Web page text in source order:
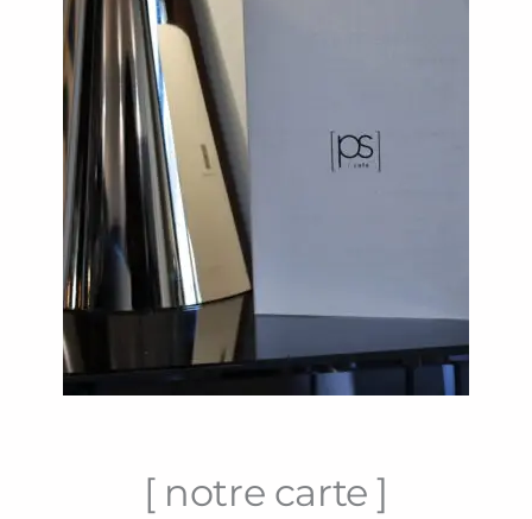
[ notre carte ]